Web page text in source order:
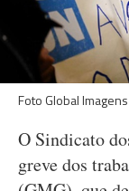
Foto Global Imagens
O Sindicato
greve dos